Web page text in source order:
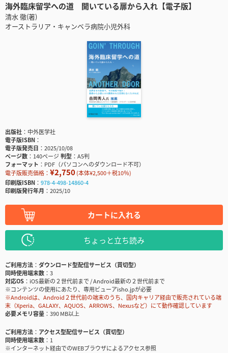
海外臨床留学への道 開いている扉から入れ【電子版】
清水 徹(著)
オーストラリア・キャンベラ病院小児外科
出版社
中外医学社
電子版ISBN
電子版発売日
2025/10/08
ページ数
140ページ判型
A5判
フォーマット
PDF（パソコンへのダウンロード不可）
電子版販売価格： ¥2,750(本体¥2,500＋税10％)
印刷版ISBN
978-4-498-14860-4
印刷版発行年月
2025/10
カートに入れる
ちょっと立ち読み
ご利用方法
ダウンロード型配信サービス（買切型）
同時使用端末数
3
対応OS
iOS最新の２世代前まで / Android最新の２世代前まで
※コンテンツの使用にあたり、専用ビューアisho.jpが必要
※Androidは、Android２世代前の端末のうち、国内キャリア経由で販売されている端
末（Xperia、GALAXY、AQUOS、ARROWS、Nexusなど）にて動作確認しています
必要メモリ容量
390 MB以上
ご利用方法
アクセス型配信サービス（買切型）
同時使用端末数
1
※インターネット経由でのWEBブラウザによるアクセス参照